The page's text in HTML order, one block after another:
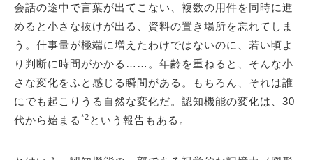
会話の途中で言葉が出てこない、複数の用件を同時に進
めると小さな抜けが出る、資料の置き場所を忘れてしま
う。仕事量が極端に増えたわけではないのに、若い頃よ
り判断に時間がかかる……。年齢を重ねると、そんな小
さな変化をふと感じる瞬間がある。もちろん、それは誰
にでも起こりうる自然な変化だ。認知機能の変化は、30
代から始まる *2 という報告もある。